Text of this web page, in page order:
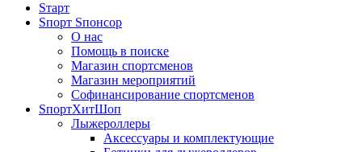
Sтарт
Sпорт Sпонсор
О нас
Помощь в поиске
Магазин спортсменов
Магазин мероприятий
Софинансирование спортсменов
SпортХитШоп
Лыжероллеры
Аксессуары и комплектующие